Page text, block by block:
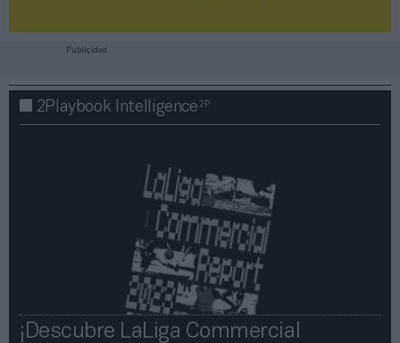
Publicidad
2Playbook Intelligence2P
¡Descubre LaLiga Commercial